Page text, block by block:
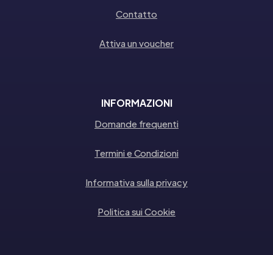
Contatto
Attiva un voucher
INFORMAZIONI
Domande frequenti
Termini e Condizioni
Informativa sulla privacy
Politica sui Cookie